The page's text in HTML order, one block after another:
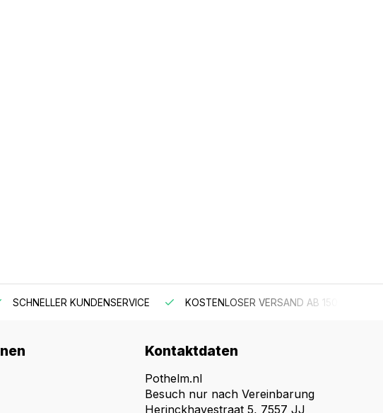
SCHNELLER KUNDENSERVICE KOSTENLOSER VERSAND AB 150 €
Kontaktdaten
Pothelm.nl
Besuch nur nach Vereinbarung
Herinckhavestraat 5, 7557 JJ